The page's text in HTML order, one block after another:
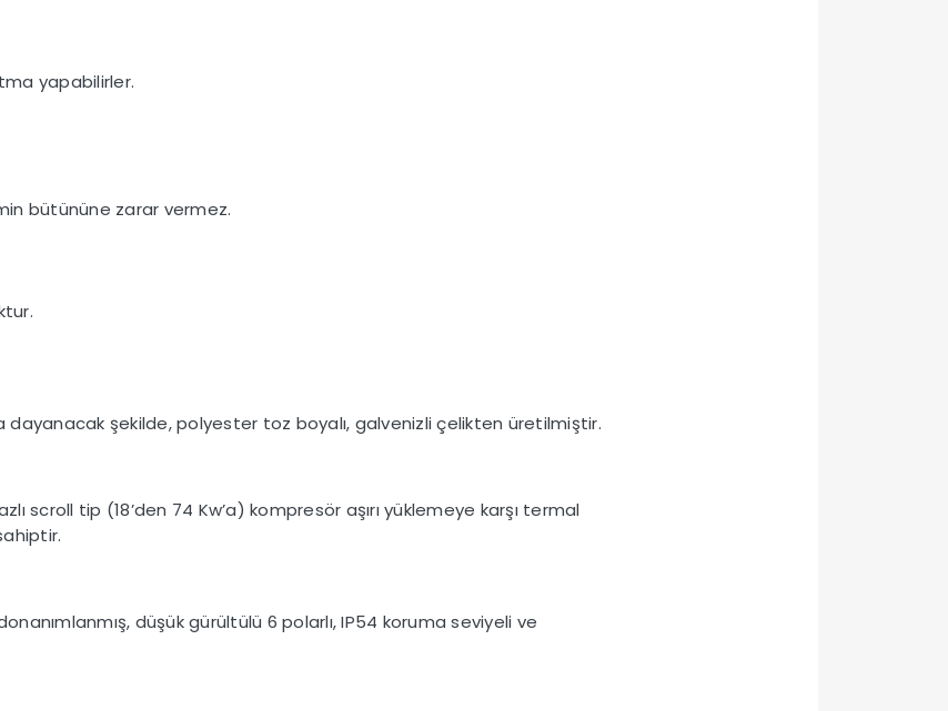
yapabilirler.
bütününe zarar vermez.
dayanacak şekilde, polyester toz boyalı, galvenizli çelikten üretilmiştir.
scroll tip (18’den 74 Kw’a) kompresör aşırı yüklemeye karşı termal
düşük gürültülü 6 polarlı, IP54 koruma seviyeli ve